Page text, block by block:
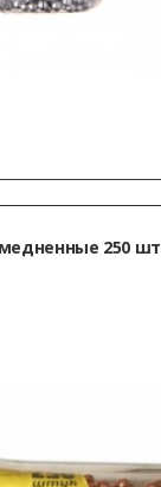
250 шт